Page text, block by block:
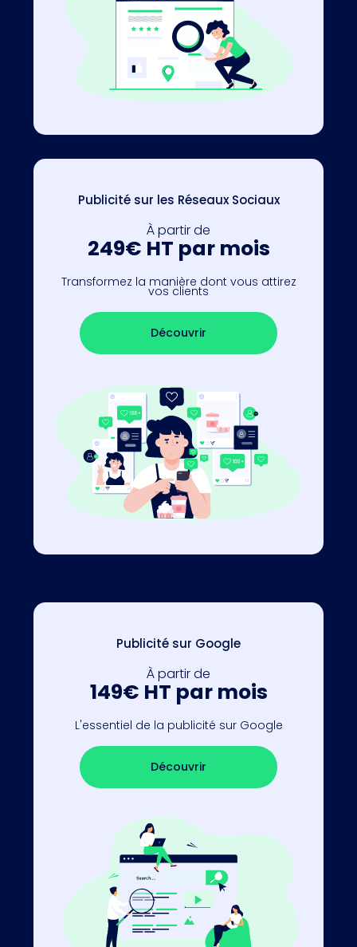
Publicité sur les Réseaux Sociaux
À partir de
249€ HT par mois
Transformez la manière dont vous attirez
vos clients
Découvrir
Publicité sur Google
À partir de
149€ HT par mois
L'essentiel de la publicité sur Google
Découvrir